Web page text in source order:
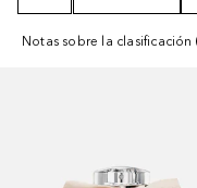
Notas sobre la clasificación